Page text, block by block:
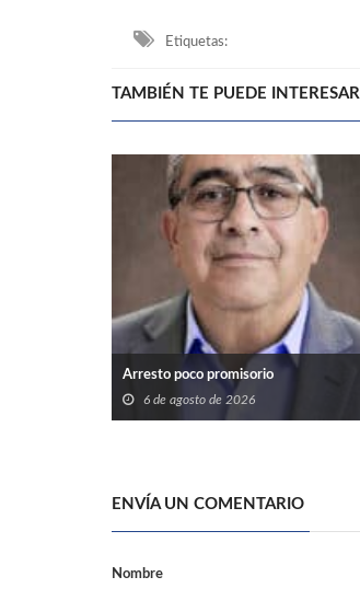
Etiquetas:
TAMBIÉN TE PUEDE INTERESAR
Arresto poco promisorio
6 de agosto de 2026
ENVÍA UN COMENTARIO
Nombre